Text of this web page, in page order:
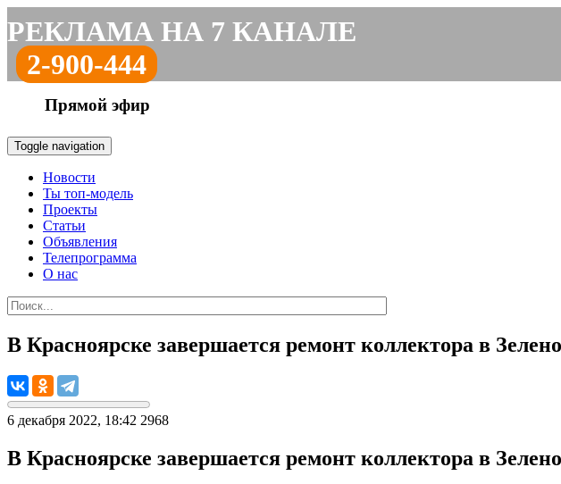
РЕКЛАМА НА 7 КАНАЛЕ
2-900-444
Прямой эфир
Toggle navigation
Новости
Ты топ-модель
Проекты
Статьи
Объявления
Телепрограмма
О нас
В Красноярске завершается ремонт коллектора в
6 декабря 2022, 18:42 2968
В Красноярске завершается ремонт коллектора в